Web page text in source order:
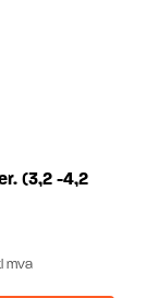
(3,2 -4,2
mva